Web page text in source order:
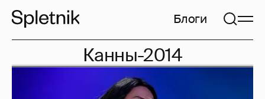
Блоги
Канны-2014